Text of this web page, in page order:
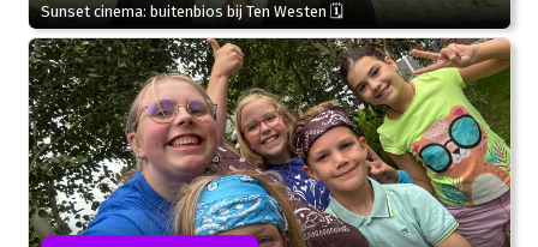
Sunset cinema: buitenbios bij Ten Westen 🗓